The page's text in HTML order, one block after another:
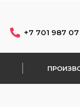
+7 701 987